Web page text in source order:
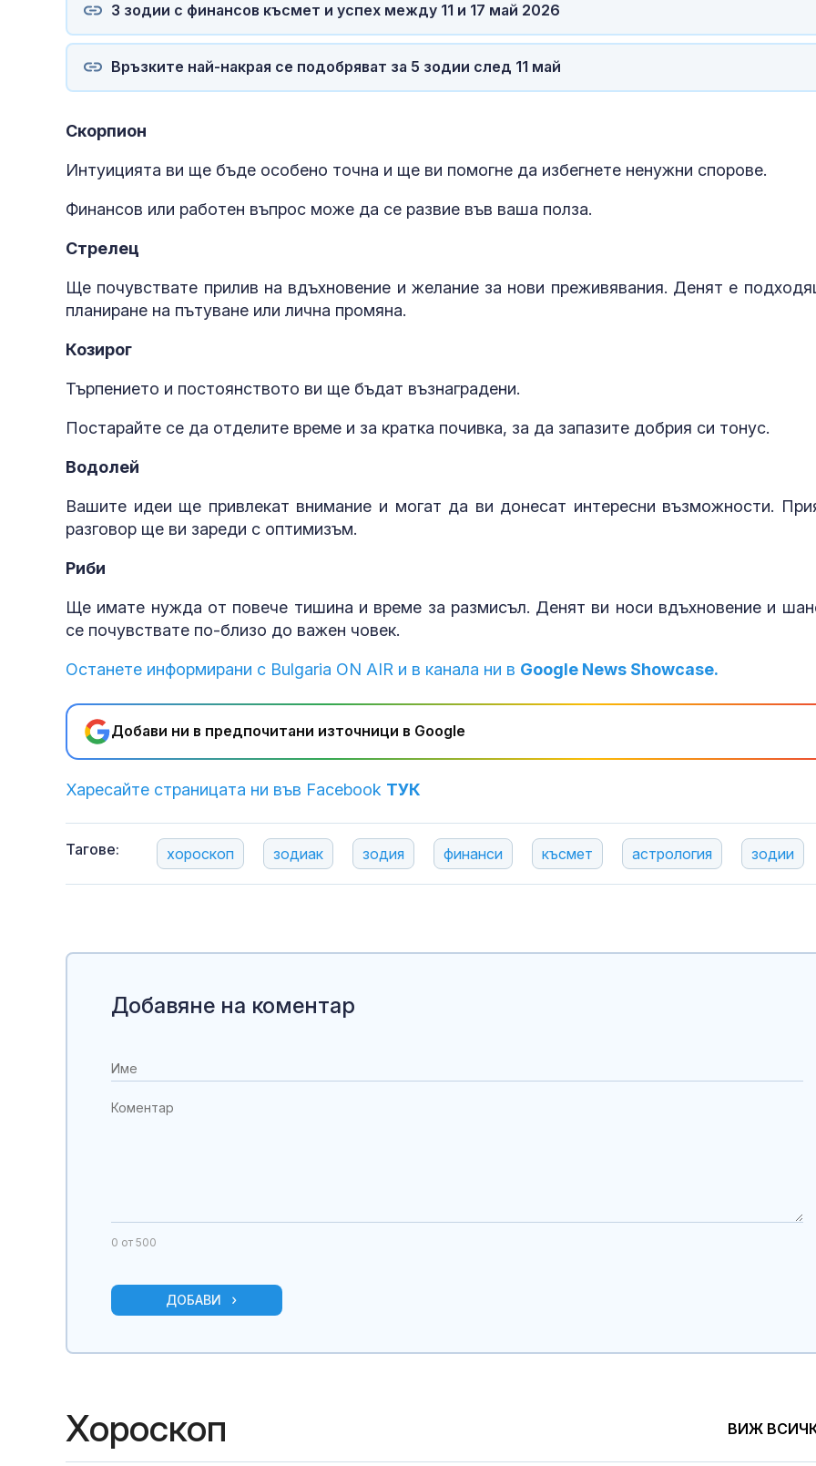
3 зодии с финансов късмет и успех между 11 и 17 май 2026
Връзките най-накрая се подобряват за 5 зодии след 11 май
Скорпион
Интуицията ви ще бъде особено точна и ще ви помогне да избегнете ненужни спорове.
Финансов или работен въпрос може да се развие във ваша полза.
Стрелец
Ще почувствате прилив на вдъхновение и желание за нови преживявания. Денят е
планиране на пътуване или лична промяна.
Козирог
Търпението и постоянството ви ще бъдат възнаградени.
Постарайте се да отделите време и за кратка почивка, за да запазите добрия си тонус.
Водолей
Вашите идеи ще привлекат внимание и могат да ви донесат интересни възможности.
разговор ще ви зареди с оптимизъм.
Риби
Ще имате нужда от повече тишина и време за размисъл. Денят ви носи вдъхновение и
се почувствате по-близо до важен човек.
Останете информирани с Bulgaria ON AIR и в канала ни в Google News Showcase.
Добави ни в предпочитани източници в Google
Харесайте страницата ни във Facebook ТУК
Тагове: хороскоп зодиак зодия финанси късмет астрология зодии
Добавяне на коментар
0 от 500
ДОБАВИ
Хороскоп ВИЖ